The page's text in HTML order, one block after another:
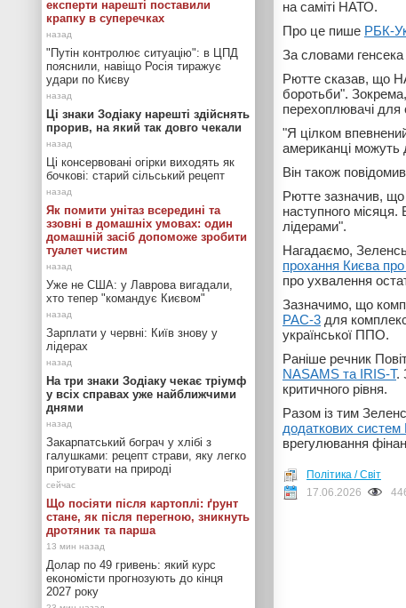
на саміті НАТО.
Про це пише РБК-
За словами генсека
Рютте сказав, що
боротьби". Зокрема,
перехоплювачі для
"Я цілком
американці можуть
Він також
Рютте зазначив, що
наступного
лідерами".
Нагадаємо,
прохання Києва
про ухвалення
Зазначимо, що
PAC-3 для
української ППО.
Раніше речник
NASAMS та IRIS-T.
критичного рівня.
Разом із тим
додаткових систем
врегулювання
Політика / Світ
17.06.2026
експерти нарешті поставили
крапку в суперечках
"Путін контролює ситуацію": в ЦПД
пояснили, навіщо Росія тиражує
удари по Києву
Ці знаки Зодіаку нарешті здійснять
прорив, на який так довго чекали
Ці консервовані огірки виходять як
бочкові: старий сільський рецепт
Як помити унітаз всередині та
ззовні в домашніх умовах: один
домашній засіб допоможе зробити
туалет чистим
Уже не США: у Лаврова вигадали,
хто тепер "командує Києвом"
Зарплати у червні: Київ знову у
лідерах
На три знаки Зодіаку чекає тріумф
у всіх справах уже найближчими
днями
Закарпатський бограч у хлібі з
галушками: рецепт страви, яку легко
приготувати на природі
Що посіяти після картоплі: ґрунт
стане, як після перегною, зникнуть
дротяник та парша
Долар по 49 гривень: який курс
економісти прогнозують до кінця
2027 року